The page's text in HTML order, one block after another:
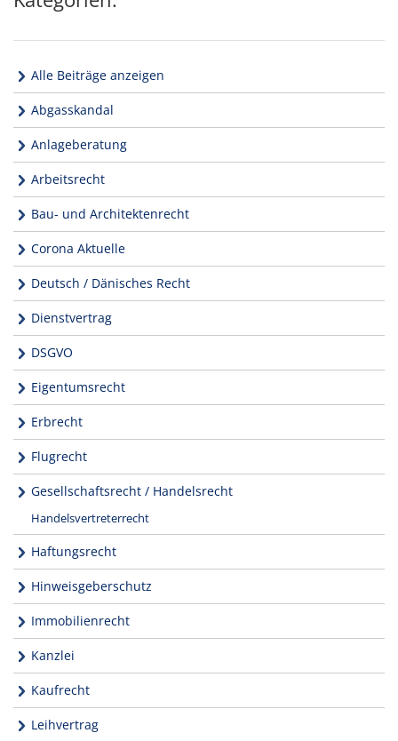
Alle Beiträge anzeigen
Abgasskandal
Anlageberatung
Arbeitsrecht
Bau- und Architektenrecht
Corona Aktuelle
Deutsch / Dänisches Recht
Dienstvertrag
DSGVO
Eigentumsrecht
Erbrecht
Flugrecht
Gesellschaftsrecht / Handelsrecht
Handelsvertreterrecht
Haftungsrecht
Hinweisgeberschutz
Immobilienrecht
Kanzlei
Kaufrecht
Leihvertrag